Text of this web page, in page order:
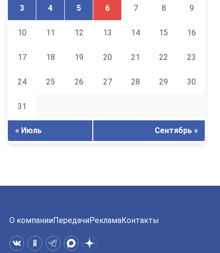
3 4 5 6 7 8 9
10 11 12 13 14 15 16
17 18 19 20 21 22 23
24 25 26 27 28 29 30
31
« Июль Сентябрь »
О компанииПередачиРекламаКонтакты